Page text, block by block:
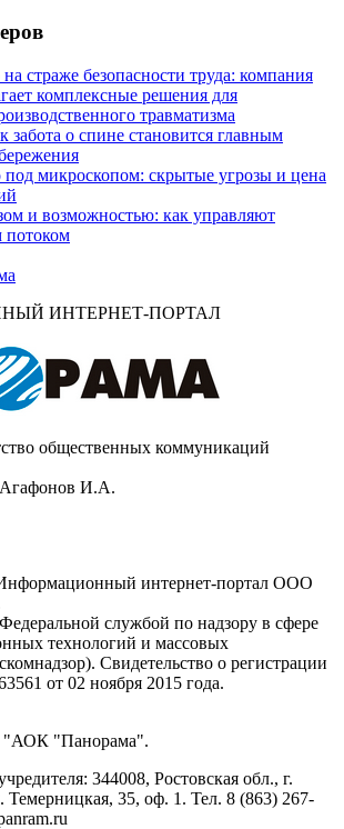
страже безопасности труда: компания
комплексные решения для
травматизма
забота о спине становится главным
микроскопом: скрытые угрозы и цена
и возможностью: как управляют
потоком
ИНТЕРНЕТ-ПОРТАЛ
общественных коммуникаций
Агафонов И.А.
интернет-портал ООО
службой по надзору в сфере
технологий и массовых
Cвидетельство о регистрации
от 02 ноября 2015 года.
"АОК "Панорама".
344008, Ростовская обл., г.
Темерницкая, 35, оф. 1. Тел. 8 (863) 267-